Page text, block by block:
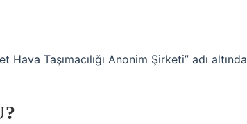
Taşımacılığı Anonim Şirketi” adı altında